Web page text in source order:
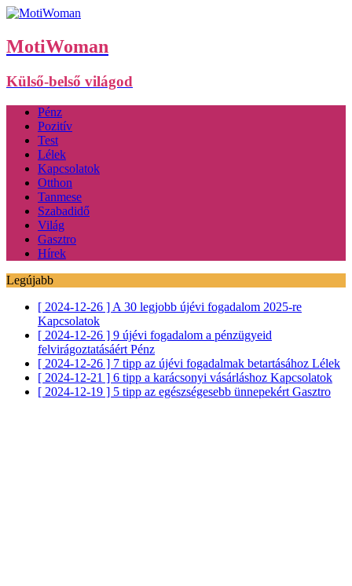
MotiWoman
Külső-belső világod
Pénz
Pozitív
Test
Lélek
Kapcsolatok
Otthon
Tanmese
Szabadidő
Világ
Gasztro
Hírek
Legújabb
[ 2024-12-26 ] A 30 legjobb újévi fogadalom 2025-re
Kapcsolatok
[ 2024-12-26 ] 9 újévi fogadalom a pénzügyeid
felvirágoztatásáért Pénz
[ 2024-12-26 ] 7 tipp az újévi fogadalmak betartásához Lélek
[ 2024-12-21 ] 6 tipp a karácsonyi vásárláshoz Kapcsolatok
[ 2024-12-19 ] 5 tipp az egészségesebb ünnepekért Gasztro